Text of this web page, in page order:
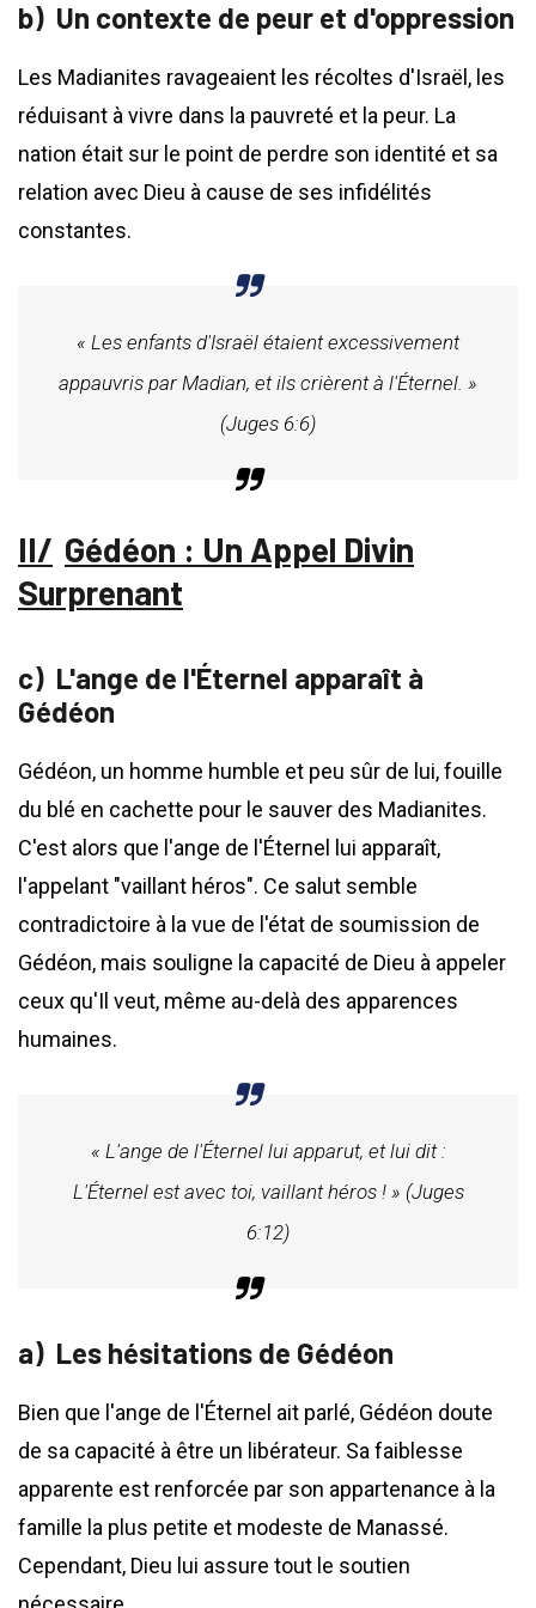
Un contexte de peur et d'oppression
Les Madianites ravageaient les récoltes d'Israël, les
réduisant à vivre dans la pauvreté et la peur. La
nation était sur le point de perdre son identité et sa
relation avec Dieu à cause de ses infidélités
constantes.
« Les enfants d'Israël étaient excessivement
appauvris par Madian, et ils crièrent à l'Éternel. »
(Juges 6:6)
Gédéon : Un Appel Divin
Surprenant
L'ange de l'Éternel apparaît à
Gédéon
Gédéon, un homme humble et peu sûr de lui, fouille
du blé en cachette pour le sauver des Madianites.
C'est alors que l'ange de l'Éternel lui apparaît,
l'appelant "vaillant héros". Ce salut semble
contradictoire à la vue de l'état de soumission de
Gédéon, mais souligne la capacité de Dieu à appeler
ceux qu'Il veut, même au-delà des apparences
humaines.
« L'ange de l'Éternel lui apparut, et lui dit :
L'Éternel est avec toi, vaillant héros ! » (Juges
6:12)
Les hésitations de Gédéon
Bien que l'ange de l'Éternel ait parlé, Gédéon doute
de sa capacité à être un libérateur. Sa faiblesse
apparente est renforcée par son appartenance à la
famille la plus petite et modeste de Manassé.
Cependant, Dieu lui assure tout le soutien